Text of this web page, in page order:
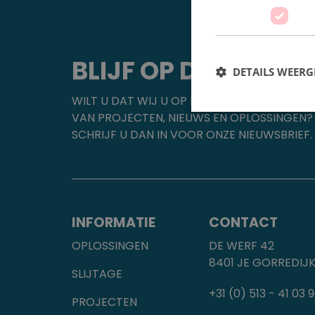
BLIJF OP DE
WILT U DAT WIJ U OP DE HOOGTE HOUDEN
VAN PROJECTEN, NIEUWS EN OPLOSSINGEN?
SCHRIJF U DAN IN VOOR ONZE NIEUWSBRIEF.
INFORMATIE
OPLOSSINGEN
SLIJTAGE
PROJECTEN
CONTACT
DE WERF 42
8401 JE GORREDIJK
+31 (0) 513 - 41 03
DETAILS